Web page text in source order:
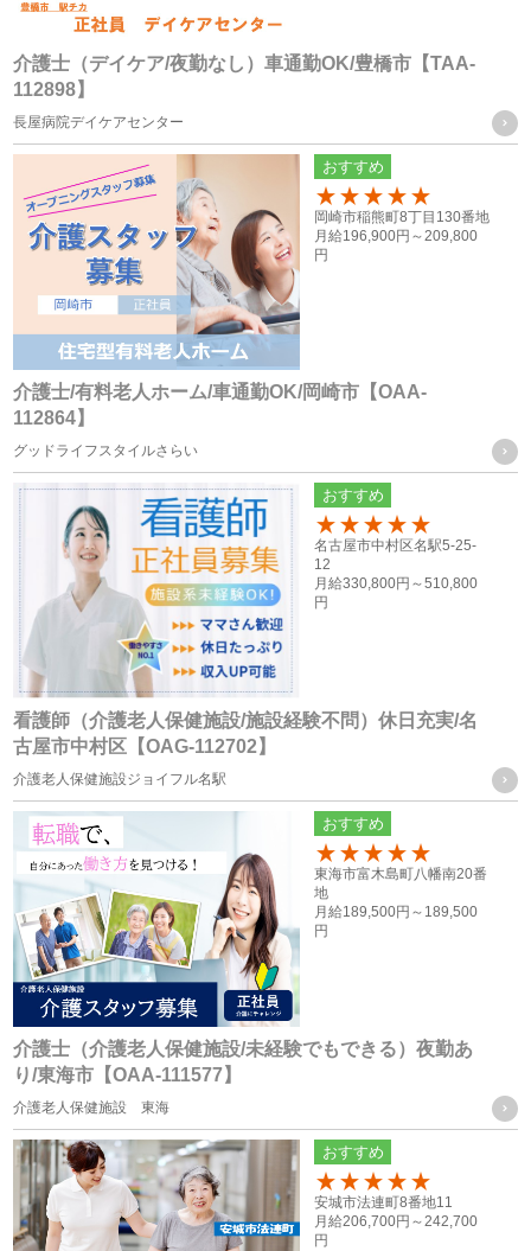
合であって、ご本人様の同意を得ることが困難な場合
（４） 公衆衛生の向上又は児童の健全な育成の推進のために
特に必要がある場合であって、ご本人様の同意を得ることが
困難な場合
（５） 国の機関もしくは地方公共団体又はその委託を受けた
者が法令の定める事務を遂行することに対して協力する必要
がある場合であって、ご本人様の同意を得ることによって当
該事務の遂行に支障を及ぼすおそれがある場合
（６） 業務を円滑に遂行するため、利用目的の達成に必要な
範囲内で個人情報の取扱いの全部又は一部を委託する場合
個人情報の共同利用
当社は、お客様から取得した個人情報を、下記に記載したグ
ループ会社間で共同利用をする場合があります。
共同利用するものの範囲
・株式会社F.T.S
・株式会社フォーテック.プロ
共同利用する個人情報の項目及び利用目的
従業員員や登録スタッフの方の個人情報
・人事労務管理に関わる諸手続き（年金、労働保険等）を行
う際に、当社グループ各社の人事担当者がその目的の限りに
おいて使用するため
・ご家族等の氏名、住所、電話番号は、法令に基づく各種手
続きの他、本人に万一のことがあった際の緊急連絡先として
の使用の為
・当社グループ各社間における人員配置を検討する際の資料
とするため
応募者の方の個人情報
・採用活動における各種の告知や連絡（電話、メール、郵
送、ファックス送信等）のため
・採用応募者への当社グループ各社の事業やその職務等に関
する各種情報を提供するため
・採用応募者の管理及び本人確認を行うため
介護士（デイケア/夜勤なし）車通勤OK/豊橋市【TAA-
112898】
長屋病院デイケアセンター
介護士/有料老人ホーム/車通勤OK/岡崎市【OAA-
112864】
グッドライフスタイルさらい
おすすめ
100
岡崎市稲熊町8丁目130番地
月給196,900円～ 209,800
円
看護師（介護老人保健施設/施設経験不問）休日充実/名
古屋市中村区【OAG-112702】
介護老人保健施設ジョイフル名駅
おすすめ
100
名古屋市中村区名駅5-25-
12
月給330,800円～510,800
円
介護士（介護老人保健施設/未経験でもできる）夜勤あ
り/東海市【OAA-111577】
介護老人保健施設 東海
おすすめ
100
東海市富木島町八幡南20番
地
月給189,500円～ 189,500
円
おすすめ
100
安城市法連町8番地11
月給206,700円～242,700
円